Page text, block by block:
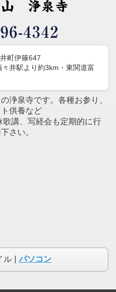
町伊篠647
井駅より約3km・東関道富
浄泉寺です。各種お参り、
供養など
講、写経会も定期的に行
さい。
ル パソコン